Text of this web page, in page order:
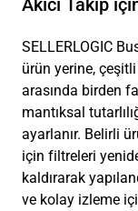
Akıcı Takip
SELLERLOGIC
ürün yerine,
arasında birden
mantıksal
ayarlanır. Belirli
için filtreleri
kaldırarak
ve kolay izleme